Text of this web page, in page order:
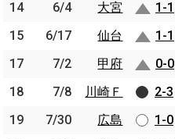
14
6/4 大宮 1-1
15
6/17 仙台 1-1
17
7/2 甲府 0-0
18
7/8 川崎Ｆ 2-3
19
7/30 広島 1-0
14
6/4
大宮
15
6/17
仙台
17
7/2
甲府
18
7/8
川崎Ｆ
19
7/30
広島